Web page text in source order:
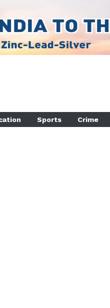
Sports Crime